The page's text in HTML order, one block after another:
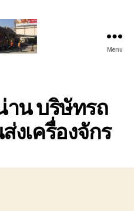
รถ
เทรล
เลอ
ร์
Menu
าน บริษัทรถ
งเครื่องจักร